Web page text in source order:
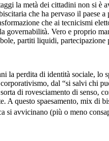
la metà dei cittadini non si
che ha pervaso il
che ai tecnicismi
governabilità. Vero e proprio
partiti liquidi, partecipazione
la perdita di identità sociale, lo
dal “si salvi chi
di rovesciamento di
A questo spaesamento, mix
si avvicinano (più o meno